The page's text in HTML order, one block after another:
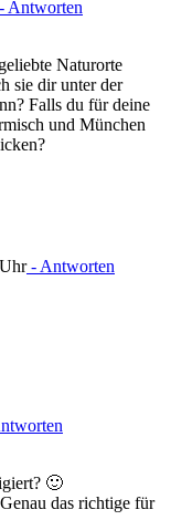
Antworten
Naturorte
sie dir unter der
Falls du für deine
und München
- Antworten
🙂
das richtige für